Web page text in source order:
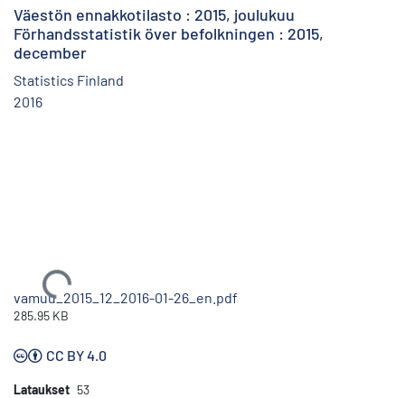
Väestön ennakkotilasto : 2015, joulukuu
Förhandsstatistik över befolkningen : 2015,
december
Statistics Finland
2016
Ladataan...
vamuu_2015_12_2016-01-26_en.pdf
285.95 KB
CC BY 4.0
Lataukset 53